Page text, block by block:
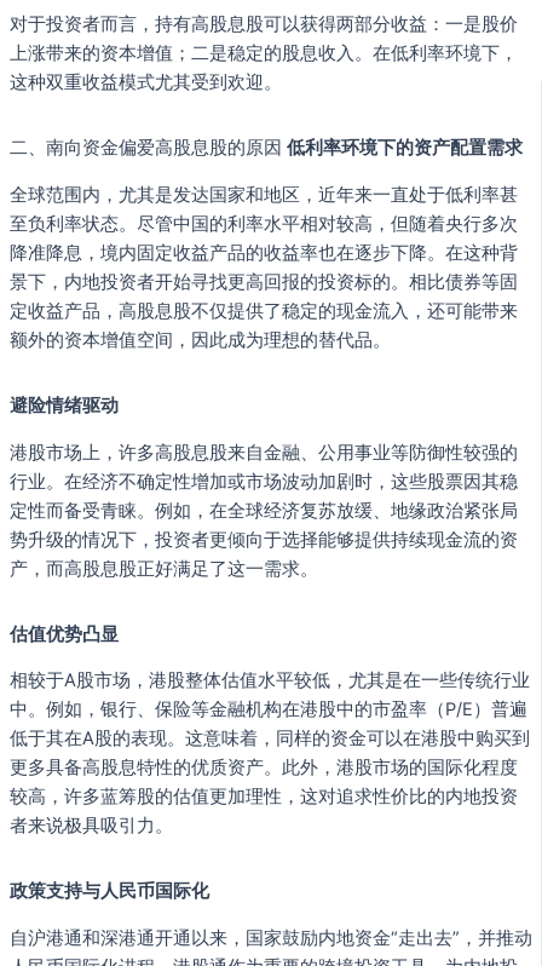
对于投资者而言，持有高股息股可以获得两部分收益：一是股价
上涨带来的资本增值；二是稳定的股息收入。在低利率环境下，
这种双重收益模式尤其受到欢迎。
二、南向资金偏爱高股息股的原因 低利率环境下的资产配置需求
全球范围内，尤其是发达国家和地区，近年来一直处于低利率甚
至负利率状态。尽管中国的利率水平相对较高，但随着央行多次
降准降息，境内固定收益产品的收益率也在逐步下降。在这种背
景下，内地投资者开始寻找更高回报的投资标的。相比债券等固
定收益产品，高股息股不仅提供了稳定的现金流入，还可能带来
额外的资本增值空间，因此成为理想的替代品。
避险情绪驱动
港股市场上，许多高股息股来自金融、公用事业等防御性较强的
行业。在经济不确定性增加或市场波动加剧时，这些股票因其稳
定性而备受青睐。例如，在全球经济复苏放缓、地缘政治紧张局
势升级的情况下，投资者更倾向于选择能够提供持续现金流的资
产，而高股息股正好满足了这一需求。
估值优势凸显
相较于A股市场，港股整体估值水平较低，尤其是在一些传统行业
中。例如，银行、保险等金融机构在港股中的市盈率（P/E）普遍
低于其在A股的表现。这意味着，同样的资金可以在港股中购买到
更多具备高股息特性的优质资产。此外，港股市场的国际化程度
较高，许多蓝筹股的估值更加理性，这对追求性价比的内地投资
者来说极具吸引力。
政策支持与人民币国际化
自沪港通和深港通开通以来，国家鼓励内地资金“走出去”，并推动